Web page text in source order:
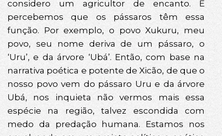
considero um agricultor de encanto. E
percebemos que os pássaros têm essa
função. Por exemplo, o povo Xukuru, meu
povo, seu nome deriva de um pássaro, o
‘Uru’, e da árvore ‘Ubá’. Então, com base na
narrativa poética e potente de Xicão, de que o
nosso povo vem do pássaro Uru e da árvore
Ubá, nos inquieta não vermos mais essa
espécie na região, talvez escondida com
medo da predação humana. Estamos nos